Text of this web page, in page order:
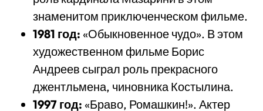
знаменитом приключенческом фильме.
1981 год: «Обыкновенное чудо». В этом
художественном фильме Борис
Андреев сыграл роль прекрасного
джентльмена, чиновника Костылина.
1997 год: «Браво, Ромашкин!». Актер